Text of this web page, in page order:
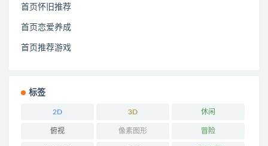
首页怀旧推荐
首页恋爱养成
首页推荐游戏
标签
2D 3D 休闲
俯视 像素图形 冒险